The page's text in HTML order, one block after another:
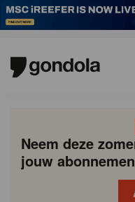
Neem deze
jouw